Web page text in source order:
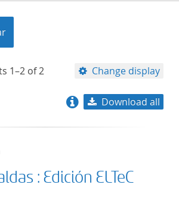
1–2 of2 Change display
title descending
Download all
: Edición ELTeC